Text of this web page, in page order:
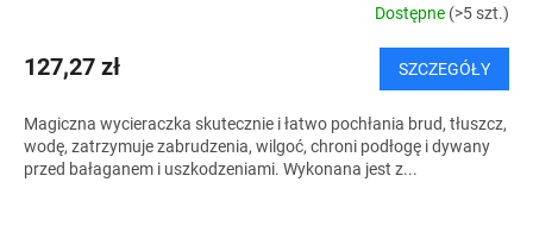
Dostępne (>5 szt.)
127,27 zł SZCZEGÓŁY
Magiczna wycieraczka skutecznie i łatwo pochłania brud, tłuszcz,
wodę, zatrzymuje zabrudzenia, wilgoć, chroni podłogę i dywany
przed bałaganem i uszkodzeniami. Wykonana jest z...